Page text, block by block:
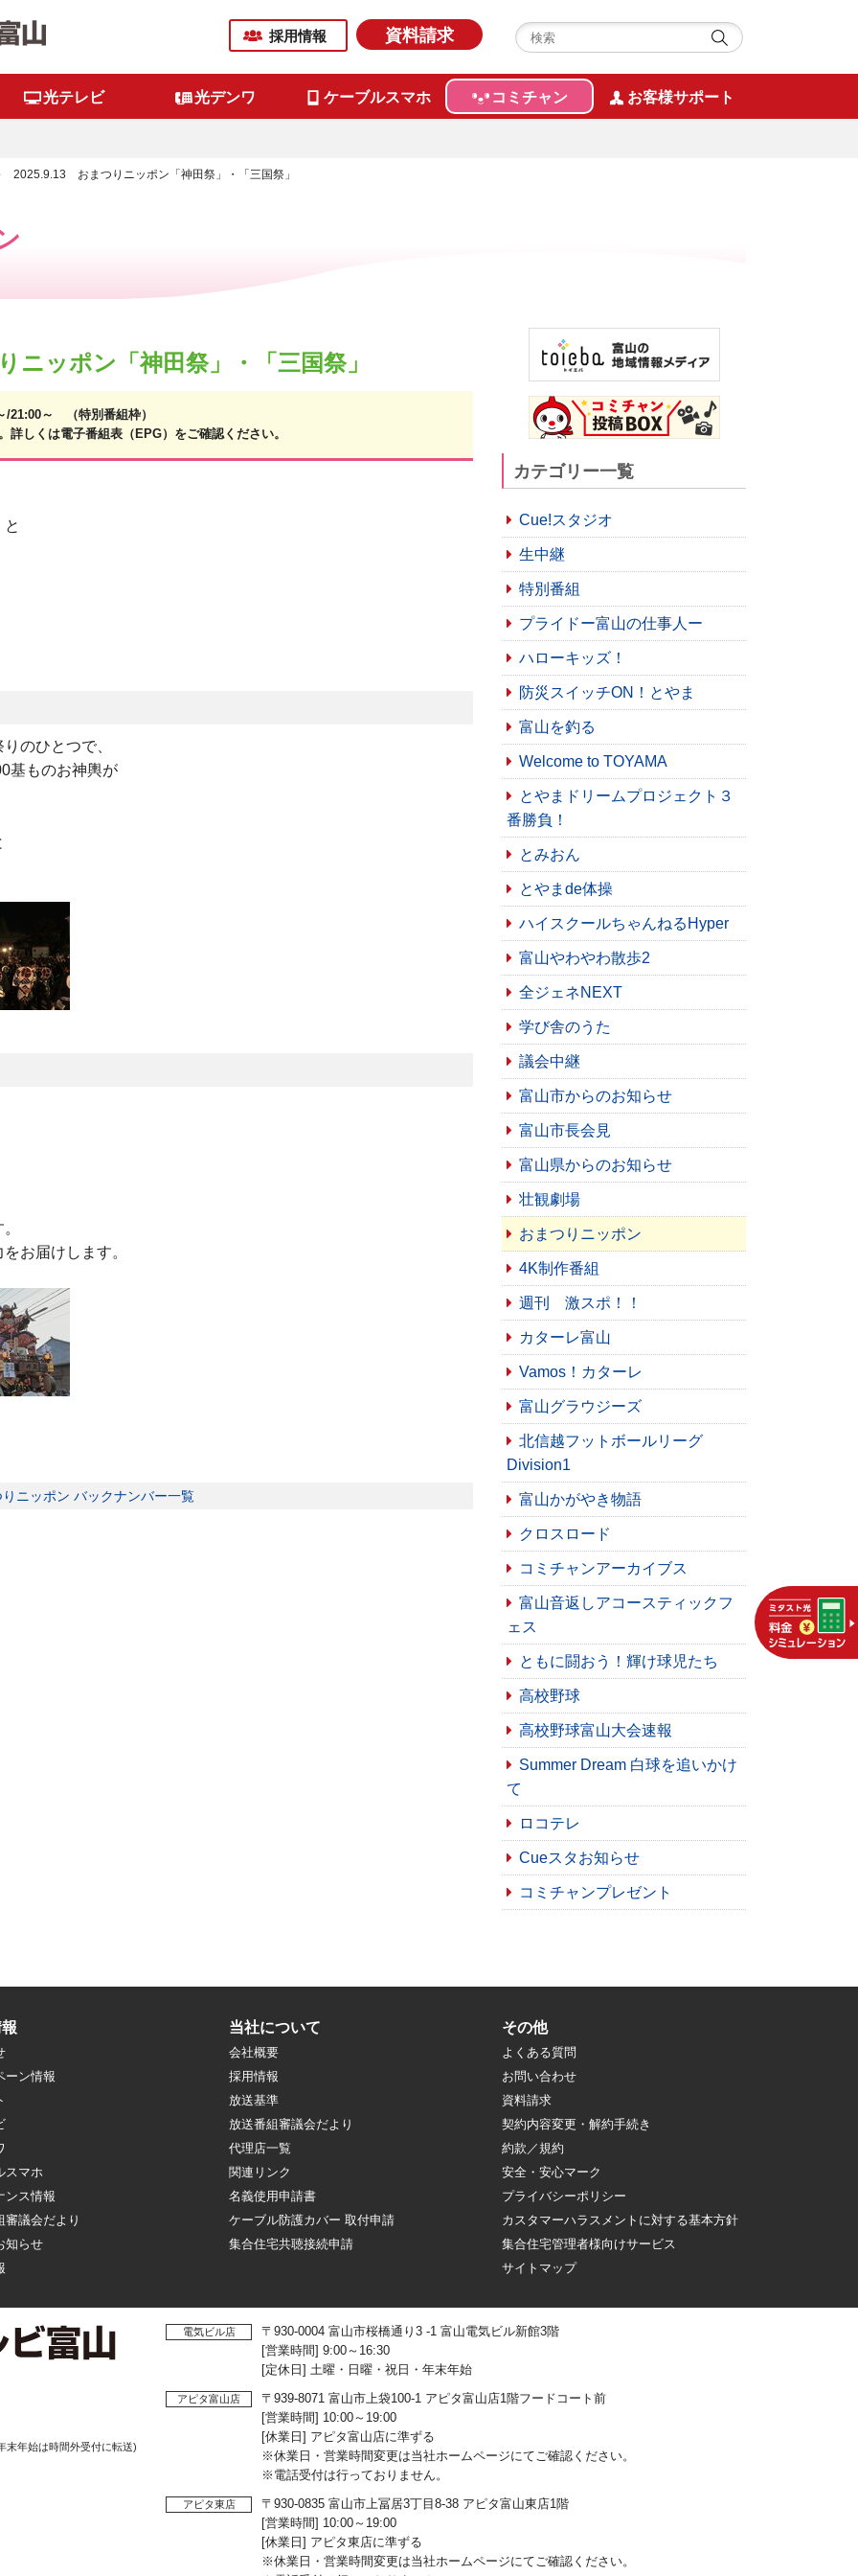
採用情報 資料請求
光テレビ 光デンワ ケーブルスマホ コミチャン お客様サポート
2025.9.13 おまつりニッポン「神田祭」・「三国祭」
ニッポン「神田祭」・「三国祭」
21:00～ （特別番組枠）
しくは電子番組表（EPG）をご確認ください。
のひとつで、
基ものお神輿が
お届けします。
ニッポン バックナンバー一覧
カテゴリー一覧
Cue!スタジオ
生中継
特別番組
プライドー富山の仕事人ー
ハローキッズ！
防災スイッチON！とやま
富山を釣る
Welcome to TOYAMA
とやまドリームプロジェクト３
番勝負！
とみおん
とやまde体操
ハイスクールちゃんねるHyper
富山やわやわ散歩2
全ジェネNEXT
学び舎のうた
議会中継
富山市からのお知らせ
富山市長会見
富山県からのお知らせ
壮観劇場
おまつりニッポン
4K制作番組
週刊 激スポ！！
カターレ富山
Vamos！カターレ
富山グラウジーズ
北信越フットボールリーグ
Division1
富山かがやき物語
クロスロード
コミチャンアーカイブス
富山音返しアコースティックフ
ェス
ともに闘おう！輝け球児たち
高校野球
高校野球富山大会速報
Summer Dream 白球を追いかけ
て
ロコテレ
Cueスタお知らせ
コミチャンプレゼント
ーン情報
スマホ
ンス情報
審議会だより
知らせ
当社について
会社概要
採用情報
放送基準
放送番組審議会だより
代理店一覧
関連リンク
名義使用申請書
ケーブル防護カバー 取付申請
集合住宅共聴接続申請
その他
よくある質問
お問い合わせ
資料請求
契約内容変更・解約手続き
約款／規約
安全・安心マーク
プライバシーポリシー
カスタマーハラスメントに対する基本方針
集合住宅管理者様向けサービス
サイトマップ
末年始は時間外受付に転送)
電気ビル店
〒930-0004 富山市桜橋通り3 -1 富山電気ビル新館3階
[営業時間] 9:00～16:30
[定休日] 土曜・日曜・祝日・年末年始
アピタ富山店
〒939-8071 富山市上袋100-1 アピタ富山店1階フードコート前
[営業時間] 10:00～19:00
[休業日] アピタ富山店に準ずる
※休業日・営業時間変更は当社ホームページにてご確認ください。
※電話受付は行っておりません。
アピタ東店
〒930-0835 富山市上冨居3丁目8-38 アピタ富山東店1階
[営業時間] 10:00～19:00
[休業日] アピタ東店に準ずる
※休業日・営業時間変更は当社ホームページにてご確認ください。